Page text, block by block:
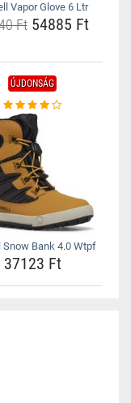
Vapor Glove 6 Ltr
Ft54885 Ft
ÚJDONSÁG
Snow Bank 4.0 Wtpf
37123 Ft